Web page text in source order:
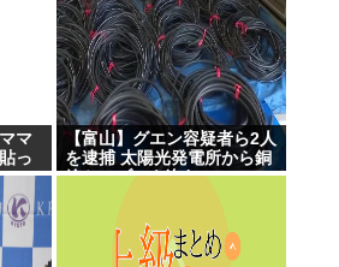
マ
っ
【富山】グエン容疑者ら2人
を逮捕 太陽光発電所から銅
線ケーブルを盗む